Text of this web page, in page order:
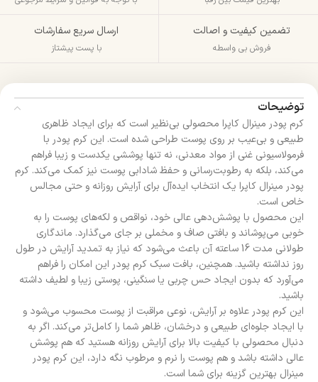
تضمین کیفیت و اصالت
فروش بی واسطه
ارسال سریع سفارشات
با پست پیشتاز
توضیحات
کرم پودر مینرال کاپرا محصولی بی‌نظیر است که برای ایجاد ظاهری
طبیعی و بی‌عیب بر روی پوست طراحی شده است. این کرم پودر با
فرمولاسیونی غنی از مواد معدنی، نه تنها پوششی یکدست و زیبا فراهم
می‌کند، بلکه به رطوبت‌رسانی و حفظ شادابی پوست نیز کمک می‌کند. کرم
پودر مینرال کاپرا یک انتخاب ایده‌آل برای آرایش روزانه و حتی مجالس
خاص است.
این محصول با پوشش‌دهی عالی خود، نواقص و لکه‌های پوست را به
خوبی می‌پوشاند و بافتی صاف و مخملی بر جای می‌گذارد. ماندگاری
طولانی مدت 16 ساعته آن باعث می‌شود که نیاز به تمدید آرایش در طول
روز نداشته باشید. همچنین، بافت سبک کرم پودر این امکان را فراهم
می‌آورد که بدون ایجاد حس چربی یا سنگینی، پوستی زیبا و لطیف داشته
باشید.
این کرم پودر علاوه بر آرایش، نوعی مراقبت از پوست محسوب می‌شود و
با ایجاد جلوه‌ای طبیعی و درخشان، ظاهر شما را کامل‌تر می‌کند. اگر به
دنبال محصولی با کیفیت بالا برای آرایش روزانه هستید که هم پوشش
عالی داشته باشد و هم پوست را نرم و مرطوب نگه دارد، این کرم پودر
مینرال بهترین گزینه برای شما است.